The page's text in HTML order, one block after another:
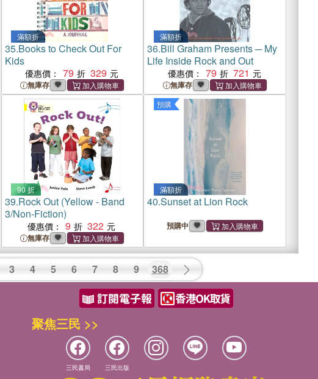
滿額折
35.Books to Check Out For
Kids
優惠價： 79 329
無庫存
滿額折
36.Bill Graham Presents ─ My
Life Inside Rock and Out
優惠價： 79 721
無庫存
90 折
39.Rock Out (Yellow - Band
3/Non-Fiction)
優惠價： 9 322
無庫存
預購
滿額折
40.Sunset at Lion Rock
預購中
3 4 5 6 7 8 9 368
聚焦三民 >>
三民書局 三民出版